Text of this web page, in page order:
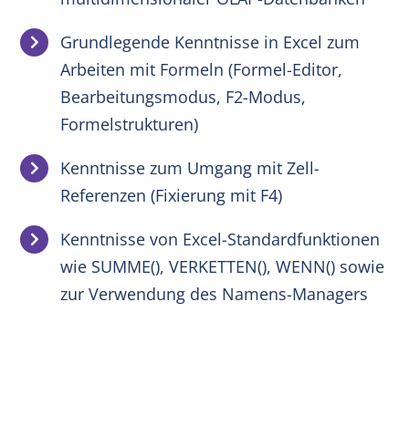
Grundlegende Kenntnisse in Excel zum
Arbeiten mit Formeln (Formel-Editor,
Bearbeitungsmodus, F2-Modus,
Formelstrukturen)
Kenntnisse zum Umgang mit Zell-
Referenzen (Fixierung mit F4)
Kenntnisse von Excel-Standardfunktionen
wie SUMME(), VERKETTEN(), WENN() sowie
zur Verwendung des Namens-Managers